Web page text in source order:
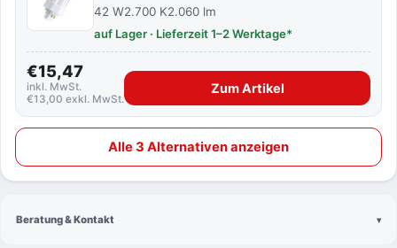
42 W2.700 K2.060 lm
auf Lager · Lieferzeit 1–2 Werktage*
€15,47
inkl. MwSt.
€13,00 exkl. MwSt.
Zum Artikel
Alle 3 Alternativen anzeigen
Beratung & Kontakt